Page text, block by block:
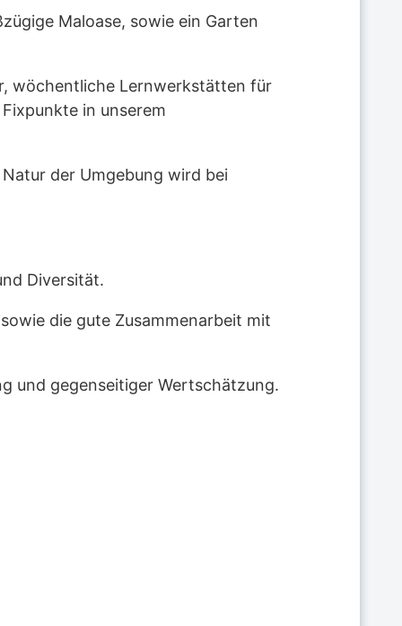
Maloase, sowie ein Garten
wöchentliche Lernwerkstätten für
in unserem
der Umgebung wird bei
Diversität.
die gute Zusammenarbeit mit
und gegenseitiger Wertschätzung.